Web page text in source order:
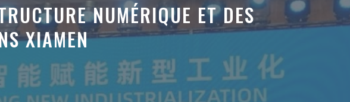
NUMÉRIQUE ET DES
XIAMEN